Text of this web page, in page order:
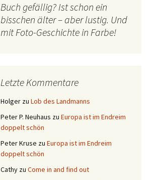
Buch gefällig? Ist schon ein
bisschen älter – aber lustig. Und
mit Foto-Geschichte in Farbe!
Letzte Kommentare
Holger zu Lob des Landmanns
Peter P. Neuhaus zu Europa ist im Endreim
doppelt schön
Peter Kruse zu Europa ist im Endreim
doppelt schön
Cathy zu Come in and find out